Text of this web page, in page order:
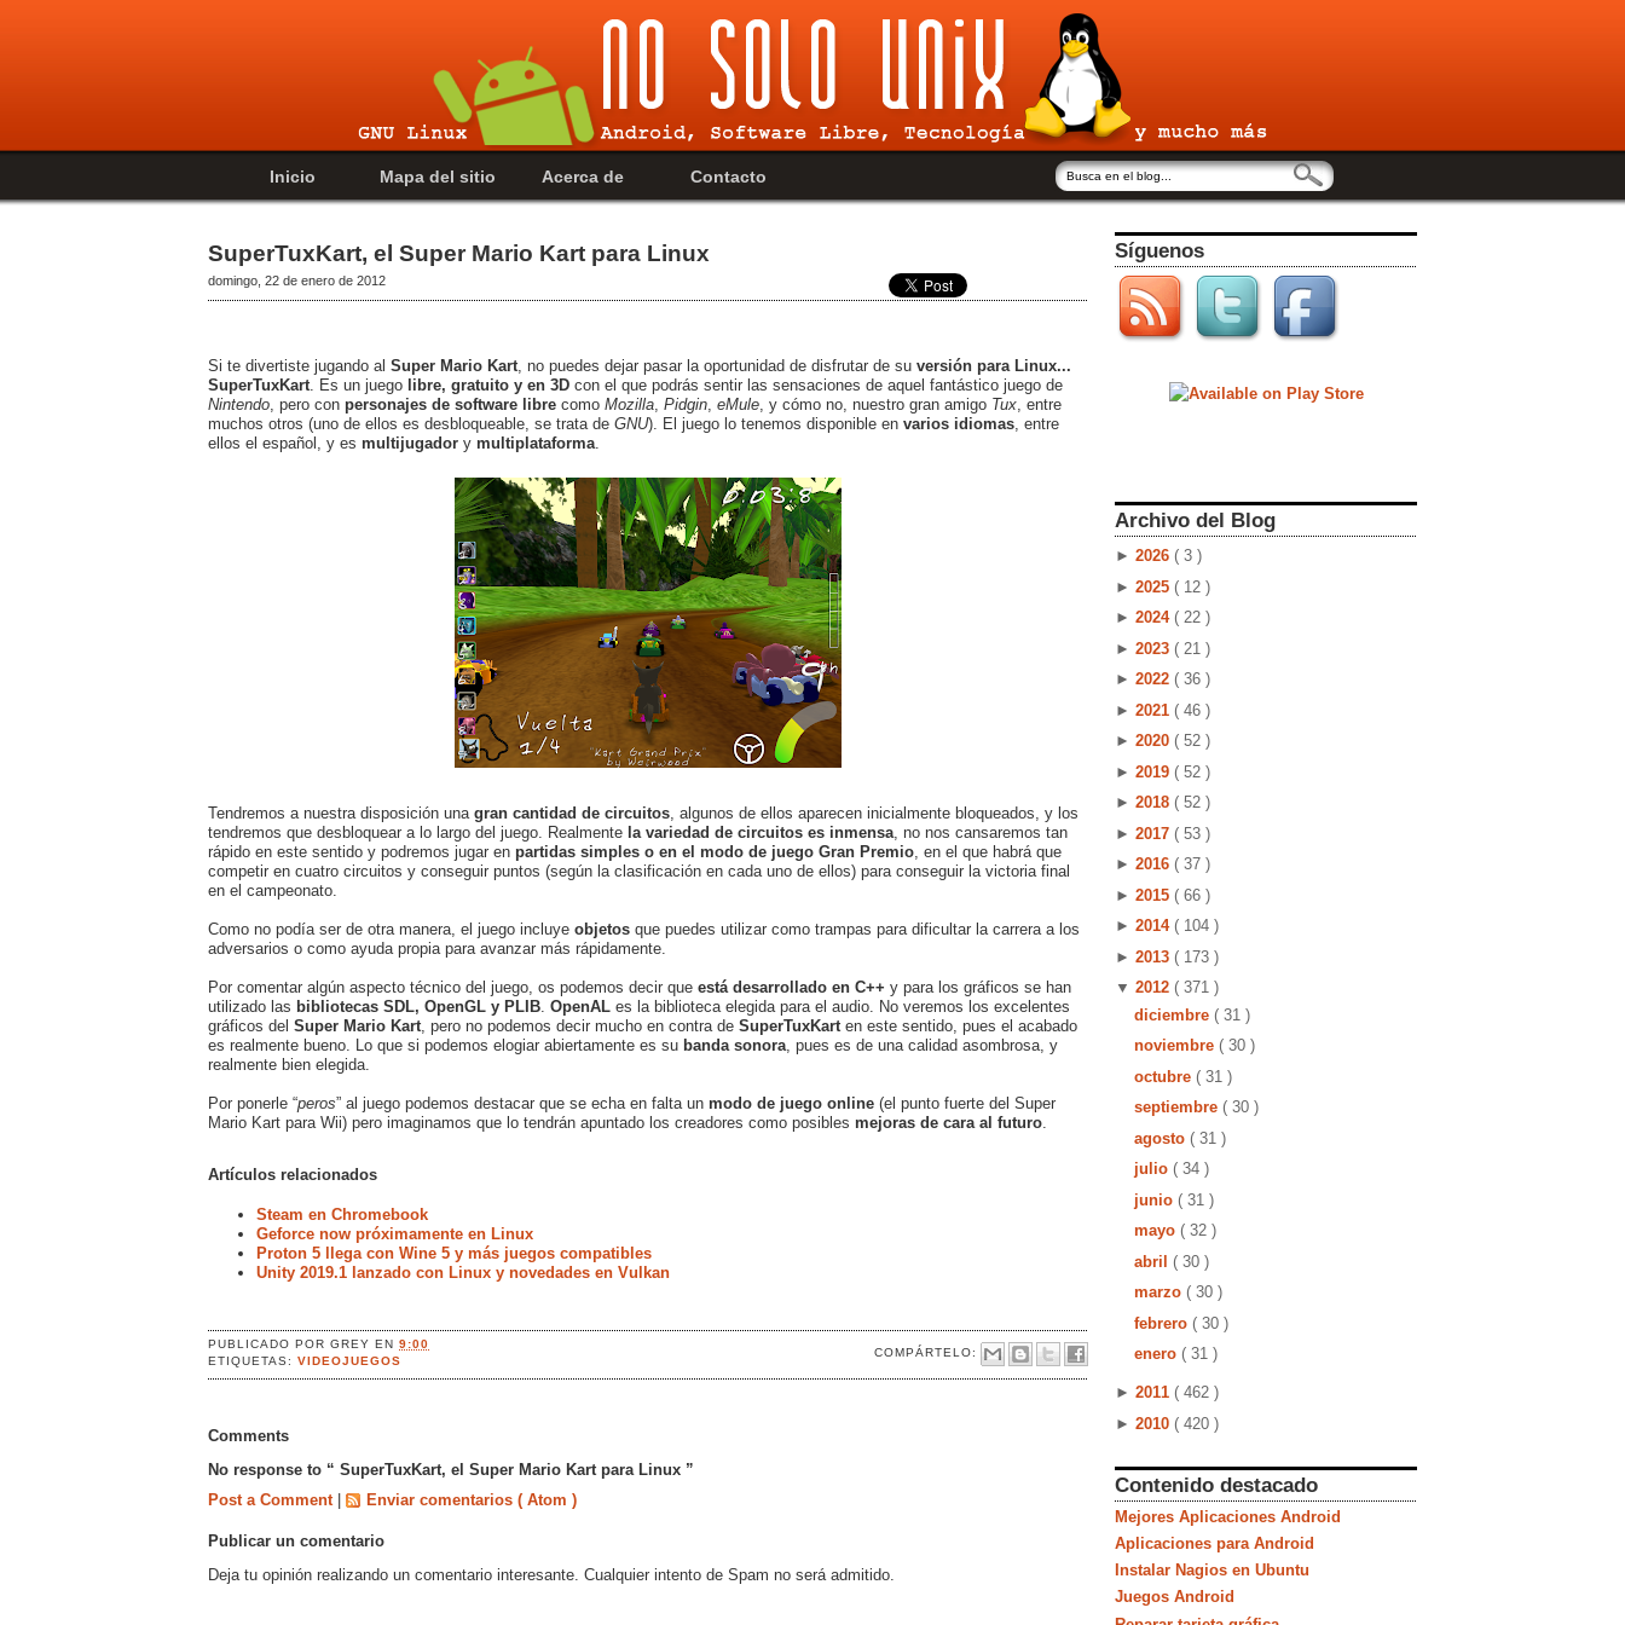
Inicio Mapa del sitio Acerca de Contacto
SuperTuxKart, el Super Mario Kart para Linux
domingo, 22 de enero de 2012
Si te divertiste jugando al Super Mario Kart , no puedes dejar pasar la oportunidad de disfrutar de su versión para Linux...
SuperTuxKart . Es un juego libre, gratuito y en 3D con el que podrás sentir las sensaciones de aquel fantástico juego de
Nintendo , pero con personajes de software libre como Mozilla Pidgin eMule , y cómo no, nuestro gran amigo Tux , entre
muchos otros (uno de ellos es desbloqueable, se trata de GNU). El juego lo tenemos disponible en varios idiomas , entre
ellos el español, y es multijugador y multiplataforma
Tendremos a nuestra disposición una gran cantidad de circuitos , algunos de ellos aparecen inicialmente bloqueados, y los
tendremos que desbloquear a lo largo del juego. Realmente la variedad de circuitos es inmensa , no nos cansaremos tan
rápido en este sentido y podremos jugar en partidas simples o en el modo de juego Gran Premio , en el que habrá que
competir en cuatro circuitos y conseguir puntos (según la clasificación en cada uno de ellos) para conseguir la victoria final
en el campeonato.
Como no podía ser de otra manera, el juego incluye objetos que puedes utilizar como trampas para dificultar la carrera a los
adversarios o como ayuda propia para avanzar más rápidamente.
Por comentar algún aspecto técnico del juego, os podemos decir que está desarrollado en C++ y para los gráficos se han
utilizado las bibliotecas SDL, OpenGL y PLIB OpenAL es la biblioteca elegida para el audio. No veremos los excelentes
gráficos del Super Mario Kart , pero no podemos decir mucho en contra de SuperTuxKart en este sentido, pues el acabado
es realmente bueno. Lo que si podemos elogiar abiertamente es su banda sonora , pues es de una calidad asombrosa, y
realmente bien elegida.
Por ponerle “peros” al juego podemos destacar que se echa en falta un modo de juego online (el punto fuerte del Super
Mario Kart para Wii) pero imaginamos que lo tendrán apuntado los creadores como posibles mejoras de cara al futuro
Artículos relacionados
Steam en Chromebook
Geforce now próximamente en Linux
Proton 5 llega con Wine 5 y más juegos compatibles
Unity 2019.1 lanzado con Linux y novedades en Vulkan
PUBLICADO PORGREYEN9:00
COMPÁRTELO:
ETIQUETAS:VIDEOJUEGOS
Comments
No response to “ SuperTuxKart, el Super Mario Kart para Linux ”
Post a Comment
Enviar comentarios ( Atom )
Publicar un comentario
Deja tu opinión realizando un comentario interesante. Cualquier intento de Spam no será admitido.
Síguenos
Archivo del Blog
► 2026 ( 3 )
► 2025 ( 12 )
► 2024 ( 22 )
► 2023 ( 21 )
► 2022 ( 36 )
► 2021 ( 46 )
► 2020 ( 52 )
► 2019 ( 52 )
► 2018 ( 52 )
► 2017 ( 53 )
► 2016 ( 37 )
► 2015 ( 66 )
► 2014 ( 104 )
► 2013 ( 173 )
▼ 2012 ( 371 )
diciembre ( 31 )
noviembre ( 30 )
octubre ( 31 )
septiembre ( 30 )
agosto ( 31 )
julio ( 34 )
junio ( 31 )
mayo ( 32 )
abril ( 30 )
marzo ( 30 )
febrero ( 30 )
enero ( 31 )
► 2011 ( 462 )
► 2010 ( 420 )
Contenido destacado
Mejores Aplicaciones Android
Aplicaciones para Android
Instalar Nagios en Ubuntu
Juegos Android